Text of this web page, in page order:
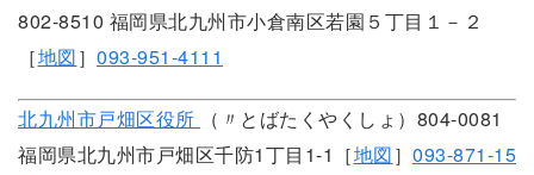
802-8510 福岡県北九州市小倉南区若園５丁目１－２
［地図］ 093-951-4111
北九州市戸畑区役所
（〃とばたくやくしょ）804-0081
福岡県北九州市戸畑区千防1丁目1-1［地図］ 093-871-15